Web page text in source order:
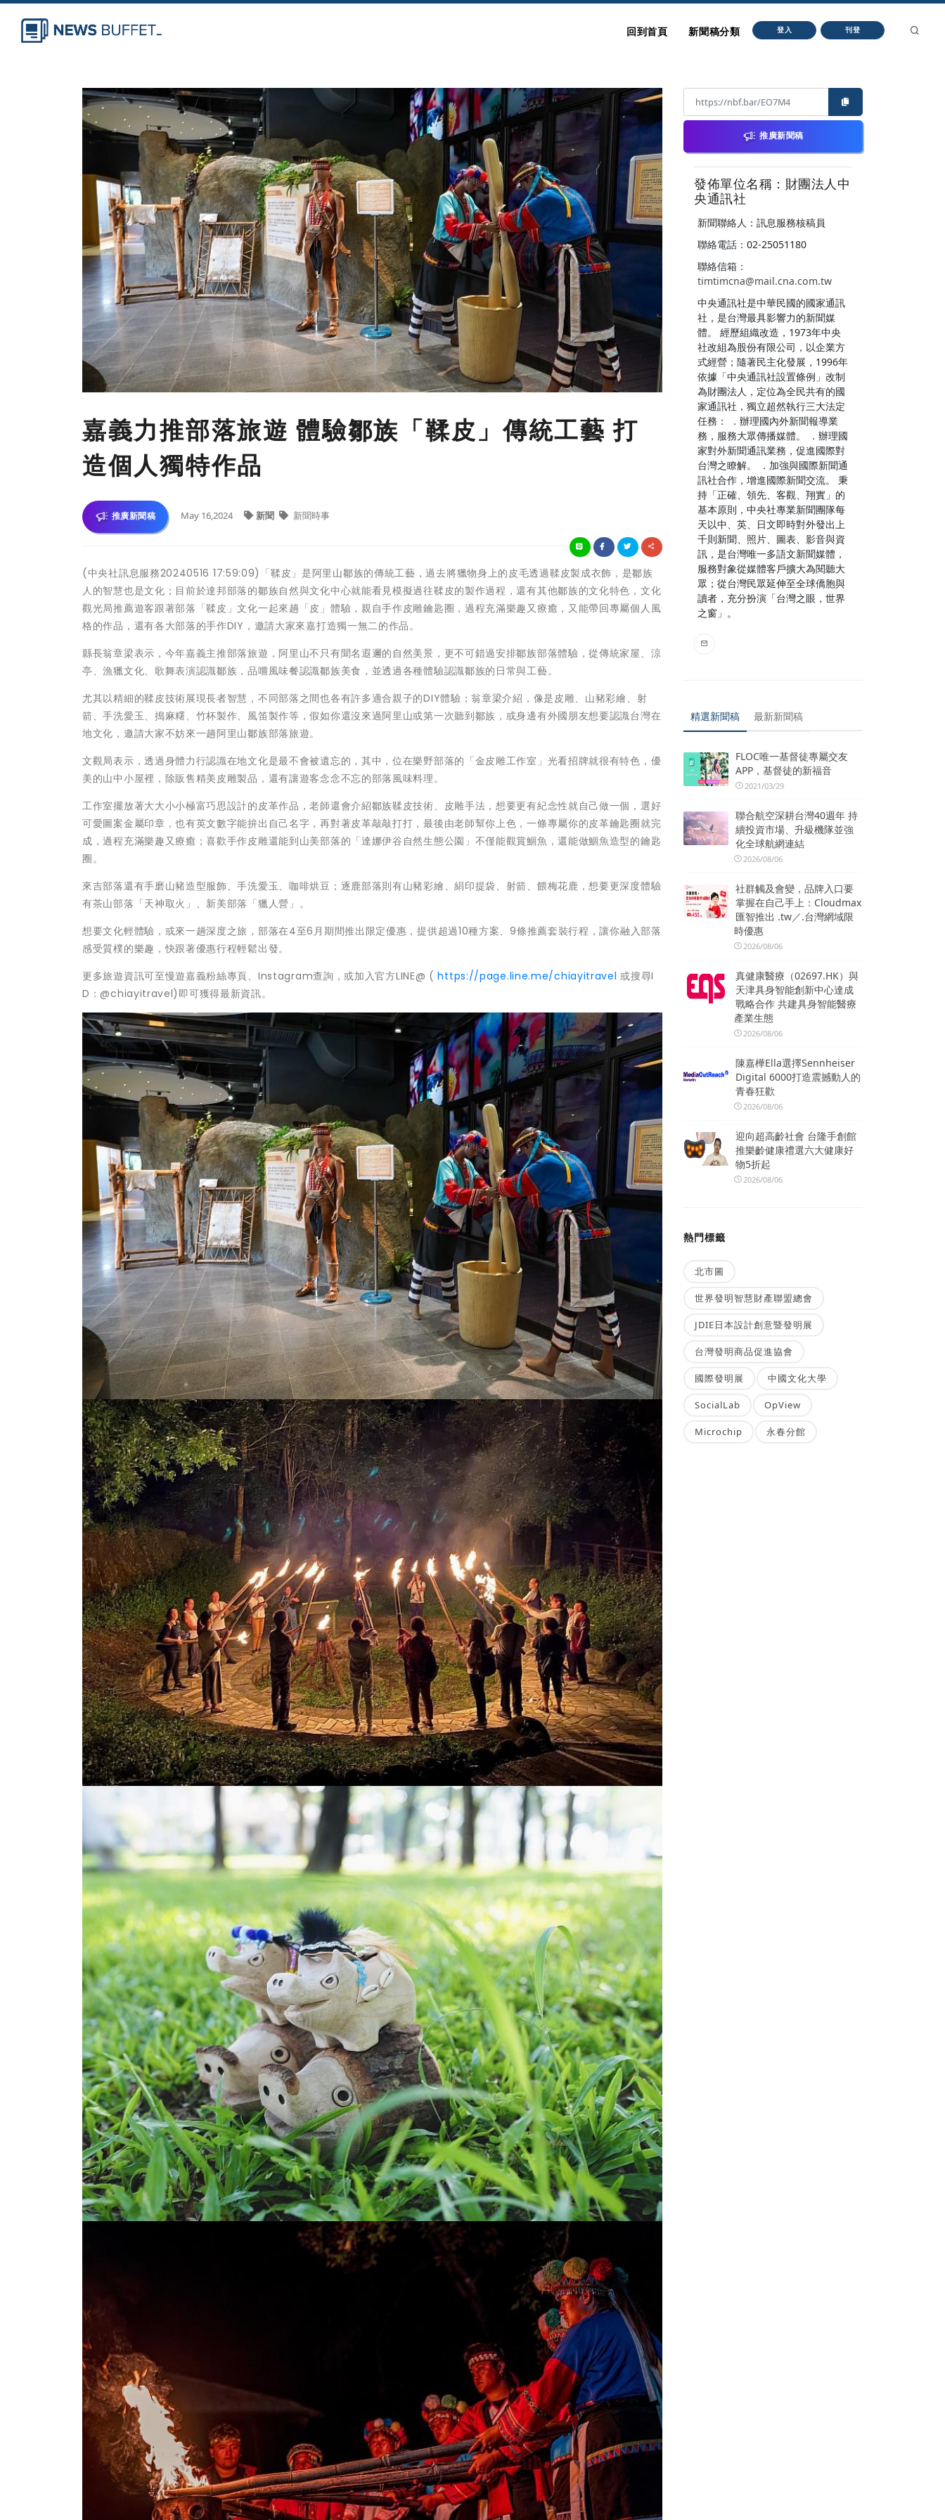
回到首頁 新聞稿分類 登入 刊登
嘉義力推部落旅遊 體驗鄒族「鞣皮」傳統工藝 打
造個人獨特作品
推廣新聞稿 May 16,2024 新聞 新聞時事
(中央社訊息服務20240516 17:59:09)「鞣皮」是阿里山鄒族的傳統工藝，過去將獵物身上的皮毛透過鞣皮製成衣飾，是鄒族
人的智慧也是文化；目前於達邦部落的鄒族自然與文化中心就能看見模擬過往鞣皮的製作過程，還有其他鄒族的文化特色，文化
觀光局推薦遊客跟著部落「鞣皮」文化一起來趟「皮」體驗，親自手作皮雕鑰匙圈，過程充滿樂趣又療癒，又能帶回專屬個人風
格的作品，還有各大部落的手作DIY，邀請大家來嘉打造獨一無二的作品。
縣長翁章梁表示，今年嘉義主推部落旅遊，阿里山不只有聞名遐邇的自然美景，更不可錯過安排鄒族部落體驗，從傳統家屋、涼
亭、漁獵文化、歌舞表演認識鄒族，品嚐風味餐認識鄒族美食，並透過各種體驗認識鄒族的日常與工藝。
尤其以精細的鞣皮技術展現長者智慧，不同部落之間也各有許多適合親子的DIY體驗；翁章梁介紹，像是皮雕、山豬彩繪、射
箭、手洗愛玉、搗麻糬、竹杯製作、風笛製作等，假如你還沒來過阿里山或第一次聽到鄒族，或身邊有外國朋友想要認識台灣在
地文化，邀請大家不妨來一趟阿里山鄒族部落旅遊。
文觀局表示，透過身體力行認識在地文化是最不會被遺忘的，其中，位在樂野部落的「金皮雕工作室」光看招牌就很有特色，優
美的山中小屋裡，除販售精美皮雕製品，還有讓遊客念念不忘的部落風味料理。
工作室擺放著大大小小極富巧思設計的皮革作品，老師還會介紹鄒族鞣皮技術、皮雕手法，想要更有紀念性就自己做一個，選好
可愛圖案金屬印章，也有英文數字能拚出自己名字，再對著皮革敲敲打打，最後由老師幫你上色，一條專屬你的皮革鑰匙圈就完
成，過程充滿樂趣又療癒；喜歡手作皮雕還能到山美部落的「達娜伊谷自然生態公園」不僅能觀賞鯝魚，還能做鯝魚造型的鑰匙
圈。
來吉部落還有手磨山豬造型服飾、手洗愛玉、咖啡烘豆；逐鹿部落則有山豬彩繪、絹印提袋、射箭、餵梅花鹿，想要更深度體驗
有茶山部落「天神取火」、新美部落「獵人營」。
想要文化輕體驗，或來一趟深度之旅，部落在4至6月期間推出限定優惠，提供超過10種方案、9條推薦套裝行程，讓你融入部落
感受質樸的樂趣，快跟著優惠行程輕鬆出發。
更多旅遊資訊可至慢遊嘉義粉絲專頁、Instagram查詢，或加入官方LINE@ (https://page.line.me/chiayitravel 或搜尋I
D：@chiayitravel)即可獲得最新資訊。
推廣新聞稿
發佈單位名稱：財團法人中
央通訊社
新聞聯絡人：訊息服務核稿員
聯絡電話：02-25051180
聯絡信箱：
timtimcna@mail.cna.com.tw
中央通訊社是中華民國的國家通訊
社，是台灣最具影響力的新聞媒
體。 經歷組織改造，1973年中央
社改組為股份有限公司，以企業方
式經營；隨著民主化發展，1996年
依據「中央通訊社設置條例」改制
為財團法人，定位為全民共有的國
家通訊社，獨立超然執行三大法定
任務： ．辦理國內外新聞報導業
務，服務大眾傳播媒體。 ．辦理國
家對外新聞通訊業務，促進國際對
台灣之瞭解。 ．加強與國際新聞通
訊社合作，增進國際新聞交流。 秉
持「正確、領先、客觀、翔實」的
基本原則，中央社專業新聞團隊每
天以中、英、日文即時對外發出上
千則新聞、照片、圖表、影音與資
訊，是台灣唯一多語文新聞媒體，
服務對象從媒體客戶擴大為閱聽大
眾；從台灣民眾延伸至全球僑胞與
讀者，充分扮演「台灣之眼，世界
之窗」。
精選新聞稿 最新新聞稿
FLOC唯一基督徒專屬交友
APP，基督徒的新福音
2021/03/29
聯合航空深耕台灣40週年 持
續投資市場、升級機隊並強
化全球航網連結
2026/08/06
社群觸及會變，品牌入口要
掌握在自己手上：Cloudmax
匯智推出 .tw／.台灣網域限
時優惠
2026/08/06
真健康醫療（02697.HK）與
天津具身智能創新中心達成
戰略合作 共建具身智能醫療
產業生態
2026/08/06
陳嘉樺Ella選擇Sennheiser
Digital 6000打造震撼動人的
青春狂歡
2026/08/06
迎向超高齡社會 台隆手創館
推樂齡健康禮選六大健康好
物5折起
2026/08/06
熱門標籤
北市圖
世界發明智慧財產聯盟總會
JDIE日本設計創意暨發明展
台灣發明商品促進協會
國際發明展 中國文化大學
SocialLab OpView
Microchip 永春分館